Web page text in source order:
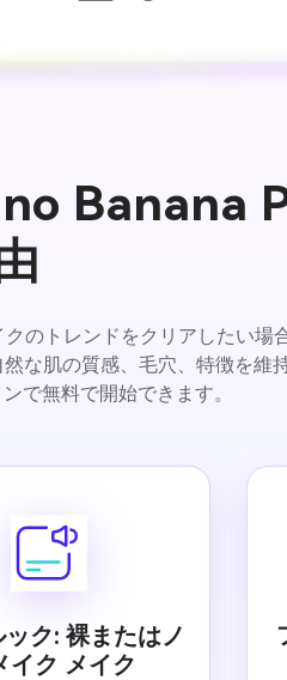
Banana
のトレンドをクリアしたい場
然な肌の質感、毛穴、特徴を維
で無料で開始できます。
ク: 裸またはノ
イク メイク